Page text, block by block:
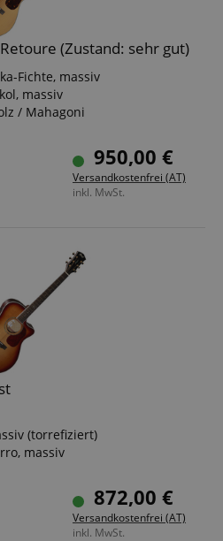
(Zustand: sehr gut)
Fichte, massiv
massiv
/ Mahagoni
Blend
950,00 €
Versandkostenfrei (AT)
inkl. MwSt.
(torrefiziert)
massiv
/ Mahagoni
Pickup / Fishman Flex
| Natural Back & Sides
872,00 €
Versandkostenfrei (AT)
inkl. MwSt.